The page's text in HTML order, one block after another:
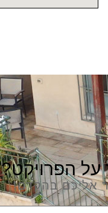
על הפרויקט?
אליכם בהקדם!